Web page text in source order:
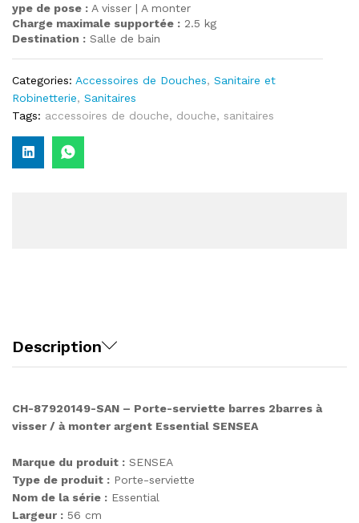
ype de pose : A visser | A monter
Charge maximale supportée : 2.5 kg
Destination : Salle de bain
Categories: Accessoires de Douches, Sanitaire et
Robinetterie, Sanitaires
Tags: accessoires de douche, douche, sanitaires
Description
CH-87920149-SAN – Porte-serviette barres 2barres à
visser / à monter argent Essential SENSEA
Marque du produit : SENSEA
Type de produit : Porte-serviette
Nom de la série : Essential
Largeur : 56 cm